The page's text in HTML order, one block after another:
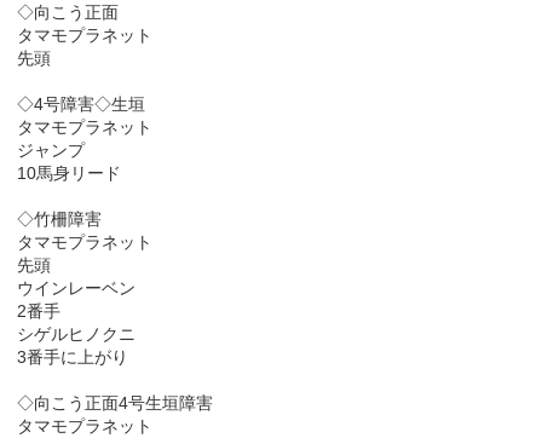
◇向こう正面
タマモプラネット
先頭
◇4号障害◇生垣
タマモプラネット
ジャンプ
10馬身リード
◇竹柵障害
タマモプラネット
先頭
ウインレーベン
2番手
シゲルヒノクニ
3番手に上がり
◇向こう正面4号生垣障害
タマモプラネット